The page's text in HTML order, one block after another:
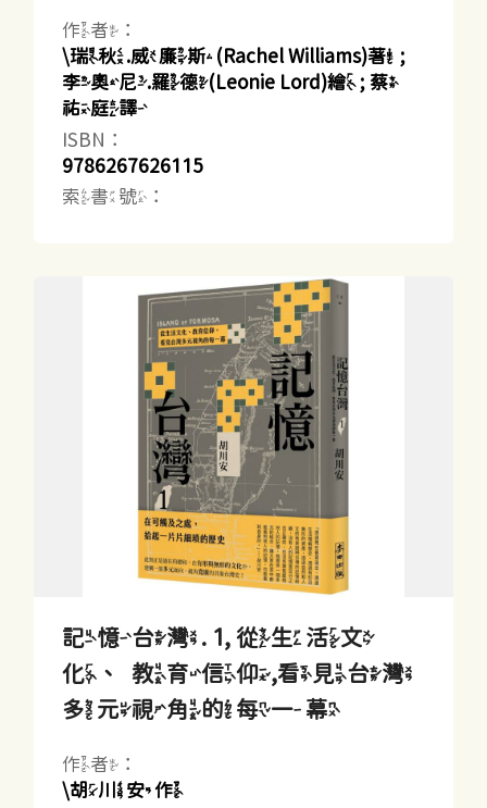
作者：
\瑞秋.威廉斯(Rachel Williams)著 ;
李奧尼.羅德(Leonie Lord)繪 ; 蔡
祐庭譯
ISBN：
9786267626115
索書號：
記憶台灣. 1, 從生活文
化、教育信仰,看見台灣
多元視角的每一幕
作者：
\胡川安作